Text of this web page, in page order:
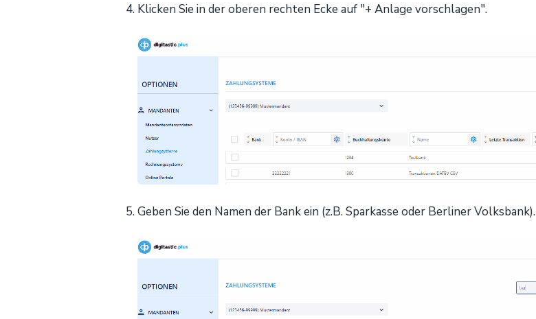
Klicken Sie in der oberen rechten Ecke auf "+ Anlage vorschlagen".
Geben Sie den Namen der Bank ein (z.B. Sparkasse oder Berliner Volksbank).